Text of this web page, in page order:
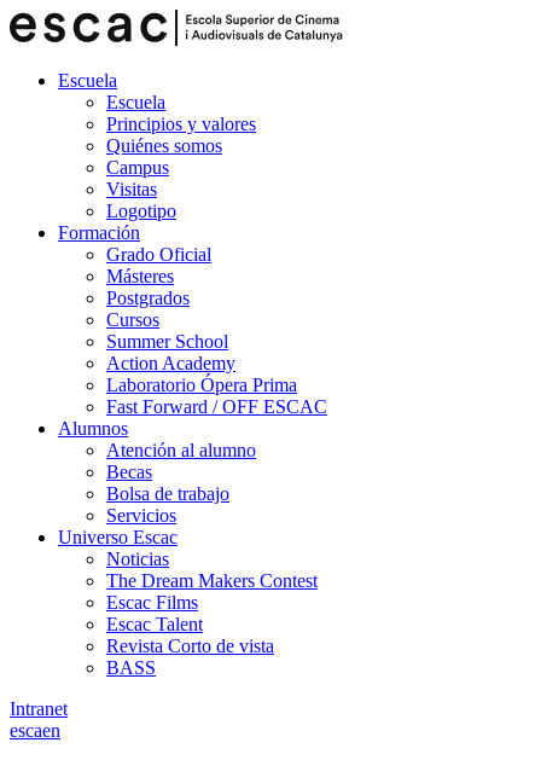
Escuela
Escuela
Principios y valores
Quiénes somos
Campus
Visitas
Logotipo
Formación
Grado Oficial
Másteres
Postgrados
Cursos
Summer School
Action Academy
Laboratorio Ópera Prima
Fast Forward / OFF ESCAC
Alumnos
Atención al alumno
Becas
Bolsa de trabajo
Servicios
Universo Escac
Noticias
The Dream Makers Contest
Escac Films
Escac Talent
Revista Corto de vista
BASS
Intranet
escaen